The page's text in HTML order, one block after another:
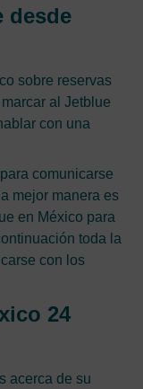
desde
sobre reservas
al Jetblue
con una
comunicarse
mejor manera es
en México para
toda la
con los
24
acerca de su